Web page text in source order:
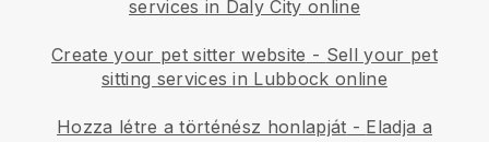
services in Daly City online
Create your pet sitter website - Sell your pet
sitting services in Lubbock online
Hozza létre a történész honlapját - Eladja a